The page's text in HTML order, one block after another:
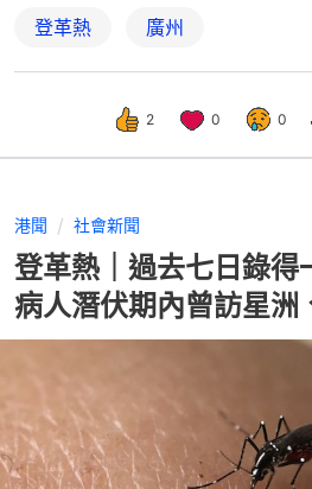
登革熱 廣州
2 0 0
港聞 社會新聞
登革熱｜過去七日錄
病人潛伏期內曾訪星洲